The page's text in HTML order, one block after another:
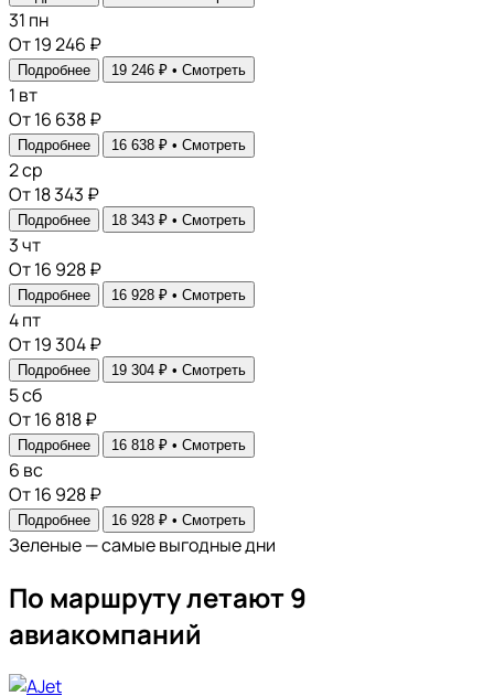
31 пн
От 19 246 ₽
Подробнее 19 246 ₽ • Смотреть
1 вт
От 16 638 ₽
Подробнее 16 638 ₽ • Смотреть
2ср
От 18 343 ₽
Подробнее 18 343 ₽ • Смотреть
3чт
От 16 928 ₽
Подробнее 16 928 ₽ • Смотреть
4пт
От 19 304 ₽
Подробнее 19 304 ₽ • Смотреть
5сб
От 16 818 ₽
Подробнее 16 818 ₽ • Смотреть
6 вс
От 16 928 ₽
Подробнее 16 928 ₽ • Смотреть
Зеленые — самые выгодные дни
По маршруту летают 9
авиакомпаний